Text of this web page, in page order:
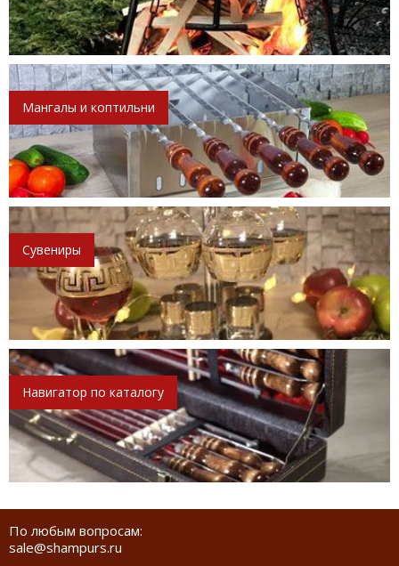
Мангалы и коптильни
Сувениры
Навигатор по каталогу
По любым вопросам:
sale@shampurs.ru